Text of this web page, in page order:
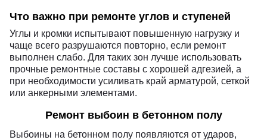
Что важно при ремонте углов и ступеней
Углы и кромки испытывают повышенную нагрузку и
чаще всего разрушаются повторно, если ремонт
выполнен слабо. Для таких зон лучше использовать
прочные ремонтные составы с хорошей адгезией, а
при необходимости усиливать край арматурой, сеткой
или анкерными элементами.
Ремонт выбоин в бетонном полу
Выбоины на бетонном полу появляются от ударов,